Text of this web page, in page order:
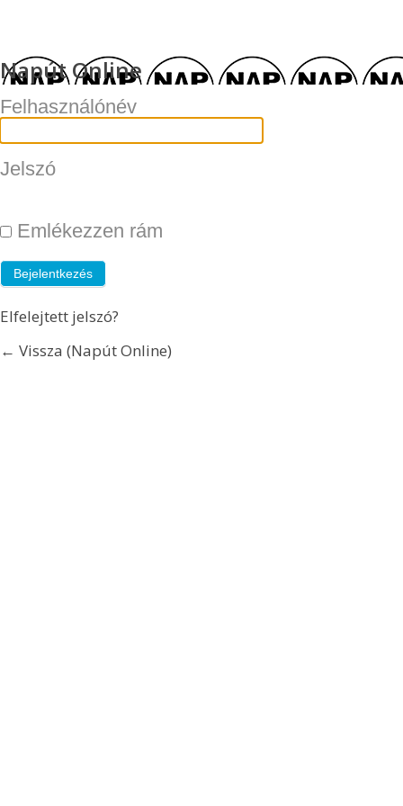
Napút Online
Felhasználónév
Jelszó
Emlékezzen rám
Elfelejtett jelszó?
← Vissza (Napút Online)